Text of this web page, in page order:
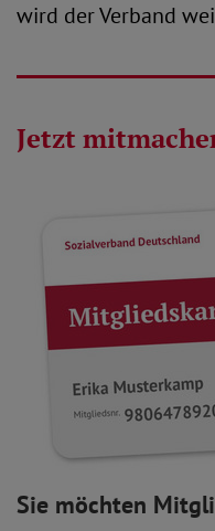
wird der Verband
Jetzt
Sie möchten